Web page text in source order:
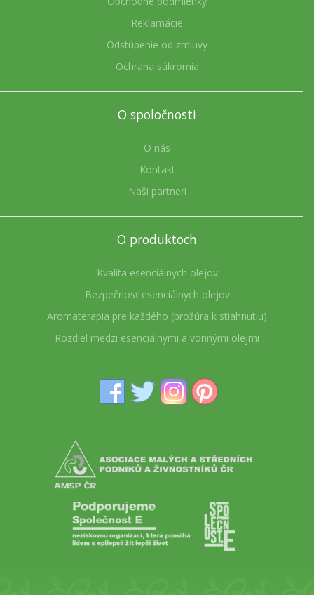
Reklamácie
Odstúpenie od zmluvy
Ochrana súkromia
O spoločnosti
O nás
Kontakt
Naši partneri
O produktoch
Kvalita esenciálnych olejov
Bezpečnosť esenciálnych olejov
Aromaterapia pre každého (brožúra k stiahnutiu)
Rozdiel medzi esenciálnymi a vonnými olejmi